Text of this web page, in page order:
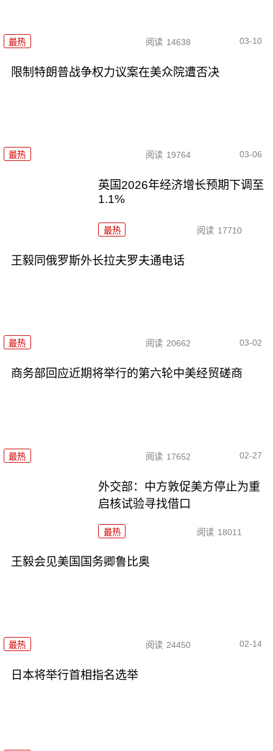
最热 阅读 14638 03-10
限制特朗普战争权力议案在美众院遭否决
最热 阅读 19764 03-06
英国2026年经济增长预期下调至
1.1%
最热 阅读 17710
王毅同俄罗斯外长拉夫罗夫通电话
最热 阅读 20662 03-02
商务部回应近期将举行的第六轮中美经贸磋商
最热 阅读 17652 02-27
外交部：中方敦促美方停止为重
启核试验寻找借口
最热 阅读 18011
王毅会见美国国务卿鲁比奥
最热 阅读 24450 02-14
日本将举行首相指名选举